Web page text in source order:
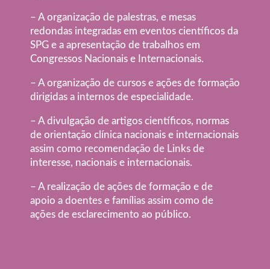
– A organização de palestras, e mesas
redondas integradas em eventos científicos da
SPG e a apresentação de trabalhos em
Congressos Nacionais e Internacionais.
– A organização de cursos e ações de formação
dirigidas a internos de especialidade.
– A divulgação de artigos científicos, normas
de orientação clínica nacionais e internacionais
assim como recomendação de Links de
interesse, nacionais e internacionais.
– A realização de ações de formação e de
apoio a doentes e famílias assim como de
ações de esclarecimento ao público.